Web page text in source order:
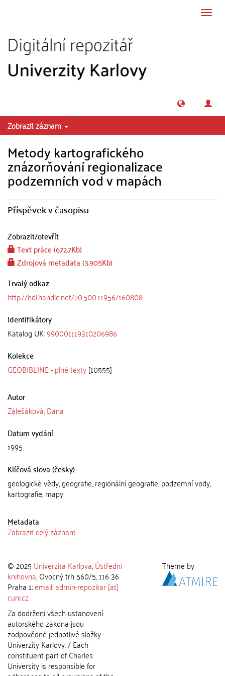
Zobrazit záznam
Metody kartografického
znázorňování regionalizace
podzemních vod v mapách
Příspěvek v časopisu
Zobrazit/otevřít
Text práce (672.7Kb)
Zdrojová metadata (3.905Kb)
Trvalý odkaz
http://hdl.handle.net/20.500.11956/160808
Identifikátory
Katalog UK:990001119310206986
Kolekce
GEOBIBLINE - plné texty[10555]
Autor
Zálešáková, Dana
Datum vydání
1995
Klíčová slova (česky)
geologické vědy, geografie, regionální geografie, podzemní vody,
kartografie, mapy
Metadata
Zobrazit celý záznam
© 2025 Univerzita Karlova,Ústřední
knihovna, Ovocný trh 560/5, 116 36
Praha 1;email: admin-repozitar [at]
cuni.cz
Za dodržení všech ustanovení
autorského zákona jsou
zodpovědné jednotlivé složky
Univerzity Karlovy. / Each
constituent part of Charles
University is responsible for
Theme by